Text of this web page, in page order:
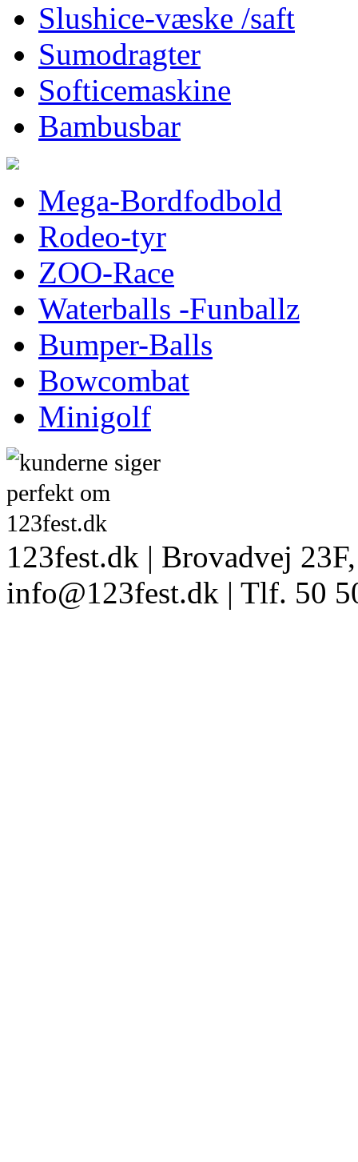
Slushice-væske /saft
Sumodragter
Softicemaskine
Bambusbar
Mega-Bordfodbold
Rodeo-tyr
ZOO-Race
Waterballs -Funballz
Bumper-Balls
Bowcombat
Minigolf
123fest.dk | Brovadvej
info@123fest.dk | Tlf. 50